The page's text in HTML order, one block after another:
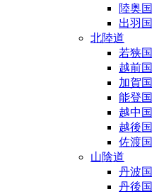
陸奥国
出羽国
北陸道
若狭国
越前国
加賀国
能登国
越中国
越後国
佐渡国
山陰道
丹波国
丹後国